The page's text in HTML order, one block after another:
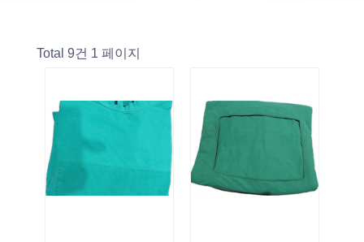
Total 9건 1 페이지